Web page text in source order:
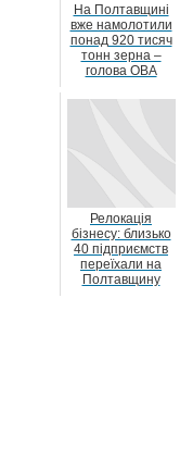
На Полтавщині
вже намолотили
понад 920 тисяч
тонн зерна –
голова ОВА
Релокація
бізнесу: близько
40 підприємств
переїхали на
Полтавщину